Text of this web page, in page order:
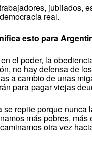
jubilados,
real.
esto para
el poder, la
no hay defensa de
a cambio de unas
para pagar viejas
se repite porque nunca
más pobres,
otra vez